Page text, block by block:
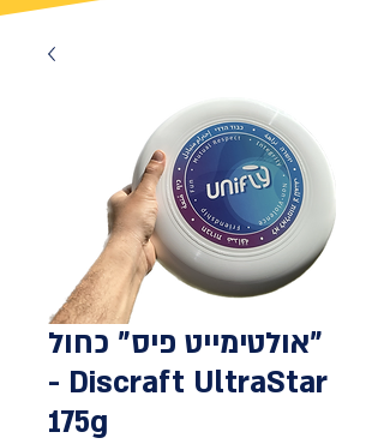
אולטימייט פיס" כחול"
- Discraft UltraStar
175g